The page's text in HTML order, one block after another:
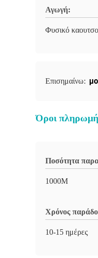
Αγωγή:
Φυσικό
Επισημαίνω:
Όροι
Ποσότητα
1000M
Χρόνος
10-15 ημέρες